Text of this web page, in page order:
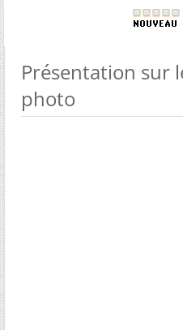
Présentation sur
photo